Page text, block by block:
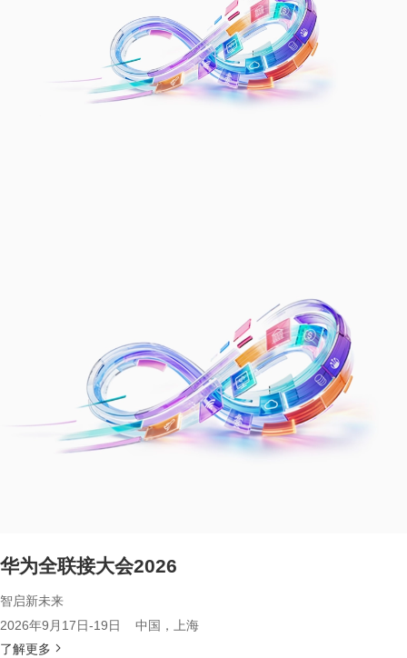
华为全联接大会2026
智启新未来
2026年9月17日-19日 中国，上海
了解更多